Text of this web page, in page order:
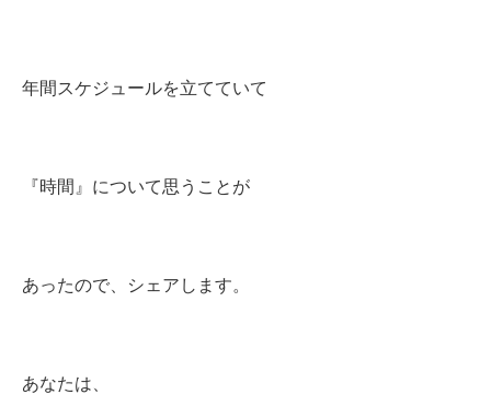
年間スケジュールを立てていて
『時間』について思うことが
あったので、シェアします。
あなたは、